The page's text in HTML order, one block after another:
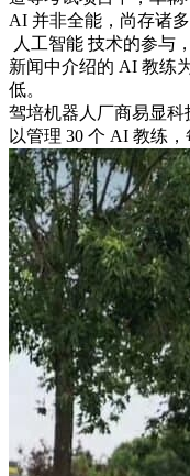
AI 并非全能，尚存诸
人工智能 技术的参与
新闻中介绍的 AI 教练
低。
驾培机器人厂商易显
以管理 30 个 AI 教练